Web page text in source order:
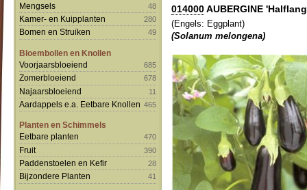
Mengsels 48
Kamer- en Kuipplanten 280
Bomen en Struiken 49
Bloembollen en Knollen
Voorjaarsbloeiend
685
Zomerbloeiend 678
Najaarsbloeiend 11
Aardappels e.a. Eetbare Knollen 465
Planten en Schimmels
Eetbare planten
470
Fruit 390
Paddenstoelen en Kefir 28
Bijzondere Planten 41
014000AUBERGINE
(Engels: Eggplant)
(Solanum melongena)